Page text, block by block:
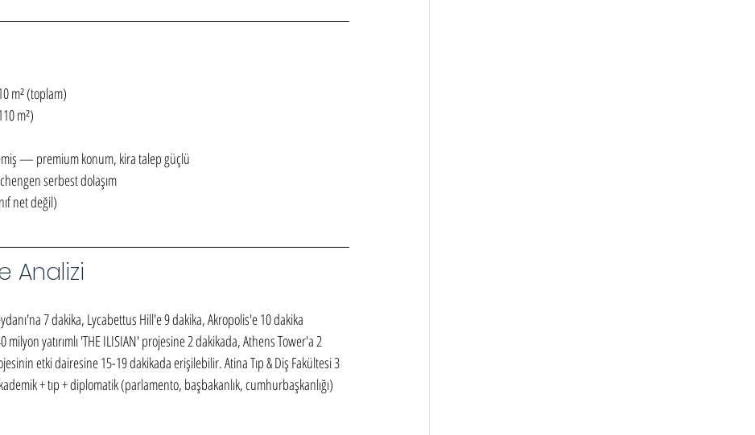
m² (toplam)
m²)
— premium konum, kira talep güçlü
serbest dolaşım
net değil)
Analizi
7 dakika, Lycabettus Hill'e 9 dakika, Akropolis'e 10 dakika
yatırımlı 'THE ILISIAN' projesine 2 dakikada, Athens Tower'a 2
etki dairesine 15-19 dakikada erişilebilir. Atina Tıp & Diş Fakültesi 3
+ tıp + diplomatik (parlamento, başbakanlık, cumhurbaşkanlığı)